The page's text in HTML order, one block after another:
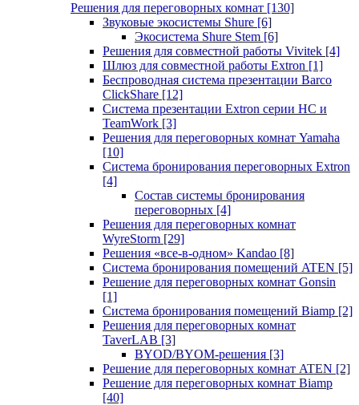
Решения для переговорных комнат [130]
Звуковые экосистемы Shure [6]
Экосистема Shure Stem [6]
Решения для совместной работы Vivitek [4]
Шлюз для совместной работы Extron [1]
Беспроводная система презентации Barco
ClickShare [12]
Система презентации Extron серии HC и
TeamWork [3]
Решения для переговорных комнат Yamaha
[10]
Система бронирования переговорных Extron
[4]
Состав системы бронирования
переговорных [4]
Решения для переговорных комнат
WyreStorm [29]
Решения «все-в-одном» Kandao [8]
Система бронирования помещений ATEN [5]
Решение для переговорных комнат Gonsin
[1]
Система бронирования помещений Biamp [2]
Решения для переговорных комнат
TaverLAB [3]
BYOD/BYOM-решения [3]
Решение для переговорных комнат ATEN [2]
Решение для переговорных комнат Biamp
[40]